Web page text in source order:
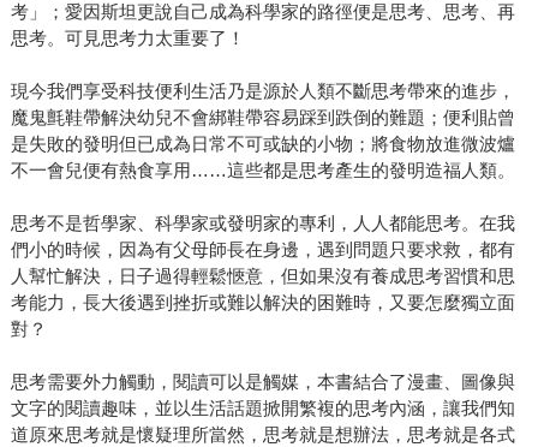
考」；愛因斯坦更說自己成為科學家的路徑便是思考、思考、再
思考。可見思考力太重要了！
現今我們享受科技便利生活乃是源於人類不斷思考帶來的進步，
魔鬼氈鞋帶解決幼兒不會綁鞋帶容易踩到跌倒的難題；便利貼曾
是失敗的發明但已成為日常不可或缺的小物；將食物放進微波爐
不一會兒便有熱食享用……這些都是思考產生的發明造福人類。
思考不是哲學家、科學家或發明家的專利，人人都能思考。在我
們小的時候，因為有父母師長在身邊，遇到問題只要求救，都有
人幫忙解決，日子過得輕鬆愜意，但如果沒有養成思考習慣和思
考能力，長大後遇到挫折或難以解決的困難時，又要怎麼獨立面
對？
思考需要外力觸動，閱讀可以是觸媒，本書結合了漫畫、圖像與
文字的閱讀趣味，並以生活話題掀開繁複的思考內涵，讓我們知
道原來思考就是懷疑理所當然，思考就是想辦法，思考就是各式